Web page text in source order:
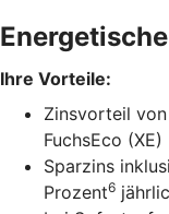
Ihre Vorteile:
Zinsvorteil
FuchsEco (XE)
Sparzins
Prozent6